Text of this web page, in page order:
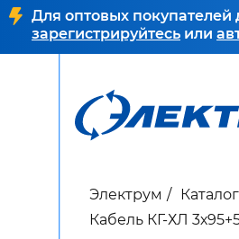
Для оптовых покупателей
зарегистрируйтесь или
Электрум Каталог
Кабель КГ-ХЛ